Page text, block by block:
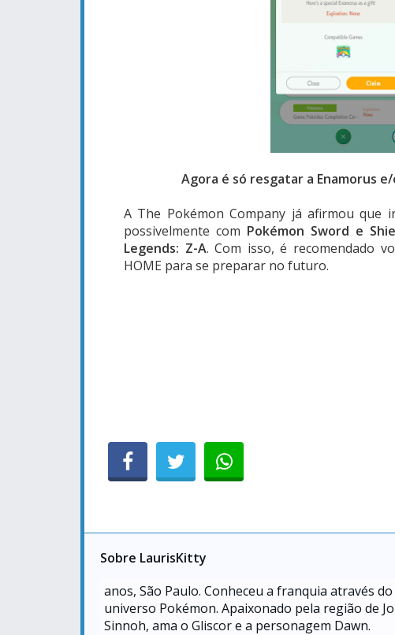
Agora é só resgatar a Enamorus
A The Pokémon Company já afirmou
possivelmente com Pokémon Sword e
Legends: Z-A. Com isso, é recomendado
HOME para se preparar no futuro.
Sobre LaurisKitty
anos, São Paulo. Conheceu a franquia através
universo Pokémon. Apaixonado pela região de
Sinnoh, ama o Gliscor e a personagem Dawn.